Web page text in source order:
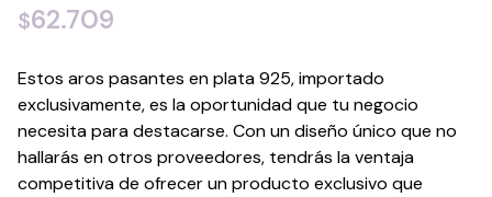
$62.709
Estos aros pasantes en plata 925, importado
exclusivamente, es la oportunidad que tu negocio
necesita para destacarse. Con un diseño único que no
hallarás en otros proveedores, tendrás la ventaja
competitiva de ofrecer un producto exclusivo que